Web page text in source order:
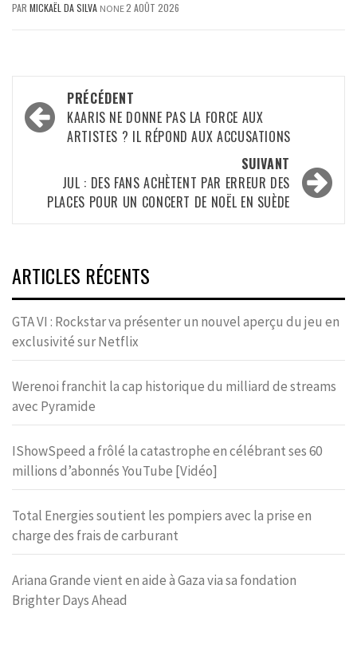
PAR MICKAËL DA SILVA NONE2 AOÛT 2026
Navigation
d’article
PRÉCÉDENT
KAARIS NE DONNE PAS LA FORCE AUX
ARTISTES ? IL RÉPOND AUX ACCUSATIONS
SUIVANT
JUL : DES FANS ACHÈTENT PAR ERREUR DES
PLACES POUR UN CONCERT DE NOËL EN SUÈDE
ARTICLES RÉCENTS
GTA VI : Rockstar va présenter un nouvel aperçu du jeu en
exclusivité sur Netflix
Werenoi franchit la cap historique du milliard de streams
avec Pyramide
IShowSpeed a frôlé la catastrophe en célébrant ses 60
millions d’abonnés YouTube [Vidéo]
Total Energies soutient les pompiers avec la prise en
charge des frais de carburant
Ariana Grande vient en aide à Gaza via sa fondation
Brighter Days Ahead